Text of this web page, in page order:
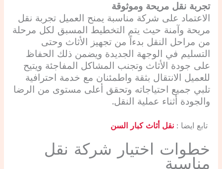
تجربة نقل مريحة وموثوقة
الاعتماد على شركة مناسبة يمنح العميل تجربة نقل
مريحة وآمنة حيث يتم التخطيط المسبق لكل مرحلة
من مراحل النقل بدءاً من تجهيز الأثاث وحتى
التسليم في الوجهة الجديدة ويضمن ذلك الحفاظ
على جودة الأثاث وتجنب المشاكل المفاجئة ويتيح
للعميل الانتقال بثقة واطمئنان مع خدمة احترافية
تلبي جميع احتياجاته وتحقق أعلى مستوى من الرضا
والجودة أثناء عملية النقل.
تابع ايضا : نقل أثاث كبار السن
خطوات اختيار شركة نقل
مناسبة